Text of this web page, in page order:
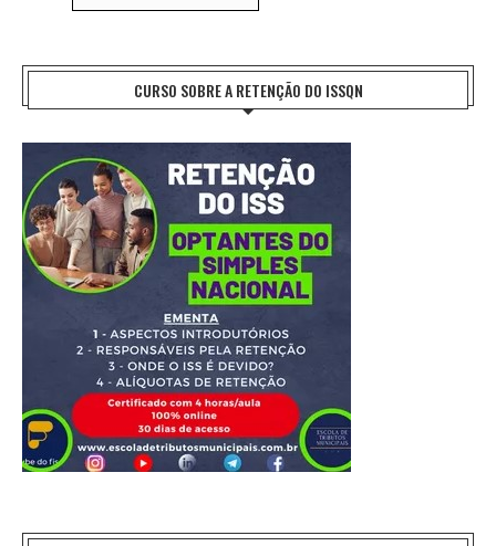
CURSO SOBRE A RETENÇÃO DO ISSQN